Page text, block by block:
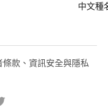
中文種
條款、資訊安全與隱私